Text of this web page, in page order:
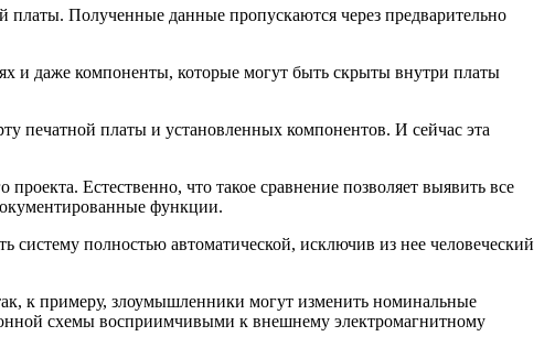
платы. Полученные данные пропускаются через предварительно
и даже компоненты, которые могут быть скрыты внутри платы
печатной платы и установленных компонентов. И сейчас эта
Естественно, что такое сравнение позволяет выявить все
функции.
систему полностью автоматической, исключив из нее человеческий
к примеру, злоумышленники могут изменить номинальные
схемы восприимчивыми к внешнему электромагнитному